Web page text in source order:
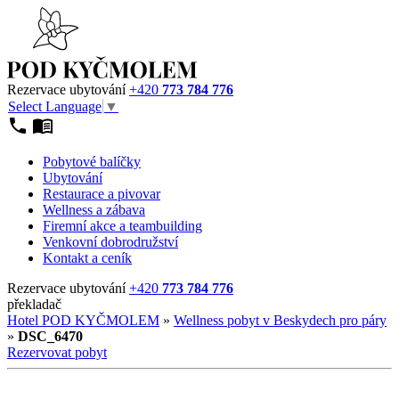
Rezervace ubytování+420 773 784 776
Select Language ▼
Pobytové balíčky
Ubytování
Restaurace a pivovar
Wellness a zábava
Firemní akce a teambuilding
Venkovní dobrodružství
Kontakt a ceník
Rezervace ubytování+420 773 784 776
překladač
Hotel POD KYČMOLEM » Wellness pobyt v Beskydech pro páry
» DSC_6470
Rezervovat pobyt